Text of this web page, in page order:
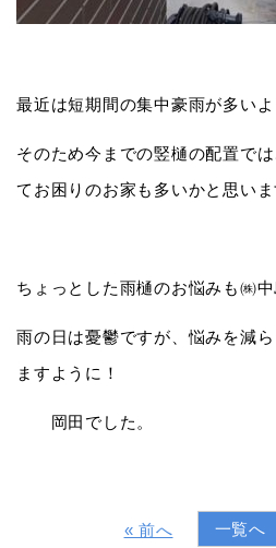
最近は短期間の集中豪雨が多いよ
そのため今までの竪樋の配置で
てお困りのお家も多いかと思いま
ちょっとした雨樋のお悩みも㈱中
雨の日は憂鬱ですが、悩みを減
ますように！
岡田でした。
« 前へ 一覧へ